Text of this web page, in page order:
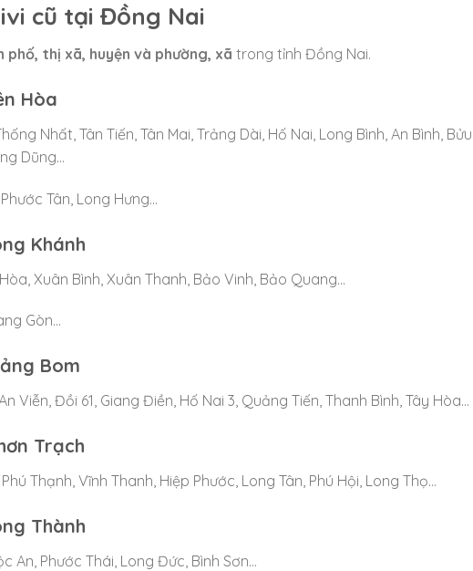
cũ tại Đồng Nai
thị xã, huyện và phường, xã trong tỉnh Đồng Nai.
Hòa
Nhất, Tân Tiến, Tân Mai, Trảng Dài, Hố Nai, Long Bình, An Bình, Bửu
Dũng…
Tân, Long Hưng…
Khánh
Xuân Bình, Xuân Thanh, Bảo Vinh, Bảo Quang…
Gòn…
Bom
Viễn, Đồi 61, Giang Điền, Hố Nai 3, Quảng Tiến, Thanh Bình, Tây Hòa…
Trạch
Thạnh, Vĩnh Thanh, Hiệp Phước, Long Tân, Phú Hội, Long Thọ…
Thành
An, Phước Thái, Long Đức, Bình Sơn…